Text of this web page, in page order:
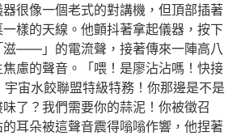
很像一個老式的對講機，但頂部插著
樣的天線。他顫抖著拿起儀器，按下
滋——」的電流聲，接著傳來一陣高八
慮的聲音。「喂！是廖沾沾嗎！快接
宙水餃聯盟特級特務！你那邊是不是
了？我們需要你的蒜泥！你被徵召
耳朵被這聲音震得嗡嗡作響，他捏著